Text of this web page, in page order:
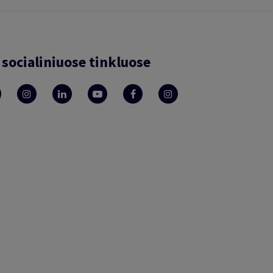
socialiniuose tinkluose